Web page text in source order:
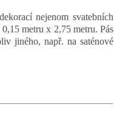
nejenom svatebních
metru x 2,75 metru. Pás
jiného, např. na saténové